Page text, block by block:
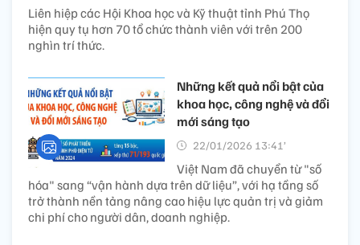
Liên hiệp các Hội Khoa học và Kỹ thuật tỉnh Phú Thọ
hiện quy tụ hơn 70 tổ chức thành viên với trên 200
nghìn trí thức.
Những kết quả nổi bật của
khoa học, công nghệ và đổi
mới sáng tạo
22/01/2026 13:41’
Việt Nam đã chuyển từ "số
hóa" sang “vận hành dựa trên dữ liệu”, với hạ tầng số
trở thành nền tảng nâng cao hiệu lực quản trị và giảm
chi phí cho người dân, doanh nghiệp.